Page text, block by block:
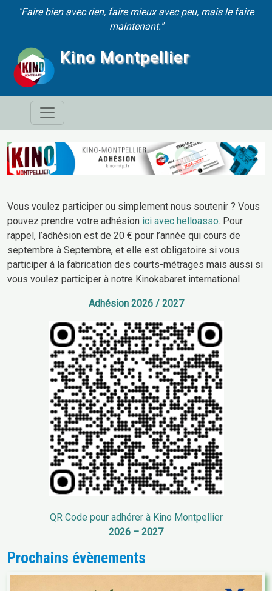
Aller au contenu principal
"Faire bien avec rien, faire mieux avec peu, mais le faire
maintenant."
Kino Montpellier
Vous voulez participer ou simplement nous soutenir ? Vous
pouvez prendre votre adhésion ici avec helloasso. Pour
rappel, l’adhésion est de 20 € pour l’année qui cours de
septembre à Septembre, et elle est obligatoire si vous
participer à la fabrication des courts-métrages mais aussi si
vous voulez participer à notre Kinokabaret international
Adhésion 2026 / 2027
QR Code pour adhérer à Kino Montpellier
2026 – 2027
Prochains évènements